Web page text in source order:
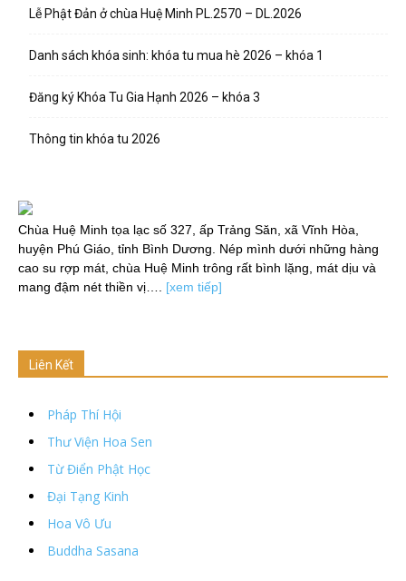
Lễ Phật Đản ở chùa Huệ Minh PL.2570 – DL.2026
Danh sách khóa sinh: khóa tu mua hè 2026 – khóa 1
Đăng ký Khóa Tu Gia Hạnh 2026 – khóa 3
Thông tin khóa tu 2026
Chùa Huệ Minh tọa lạc số 327, ấp Trảng Săn, xã Vĩnh Hòa,
huyện Phú Giáo, tỉnh Bình Dương. Nép mình dưới những hàng
cao su rợp mát, chùa Huệ Minh trông rất bình lặng, mát dịu và
mang đậm nét thiền vị…. [xem tiếp]
Liên Kết
Pháp Thí Hội
Thư Viện Hoa Sen
Từ Điển Phật Học
Đại Tạng Kinh
Hoa Vô Ưu
Buddha Sasana